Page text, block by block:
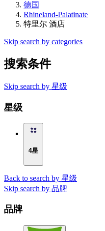
德国
Rhineland-Palatinate
特里尔 酒店
Skip search by categories
搜索条件
Skip search by 星级
星级
4星
Back to search by 星级
Skip search by 品牌
品牌